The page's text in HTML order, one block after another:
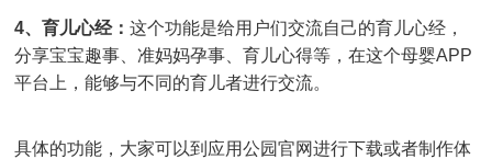
4、育儿心经： 这个功能是给用户们交流自己的育儿心经，
分享宝宝趣事、准妈妈孕事、育儿心得等，在这个母婴APP
平台上，能够与不同的育儿者进行交流。
具体的功能，大家可以到应用公园官网进行下载或者制作体